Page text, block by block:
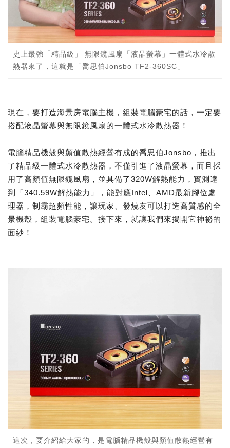
史上最強「精品級」 無限鏡風扇「液晶螢幕」一體式水冷散
熱器來了，這就是「喬思伯Jonsbo TF2-360SC」
現在，要打造海景房電腦主機，組裝電腦豪宅的話，一定要
搭配液晶螢幕與無限鏡風扇的一體式水冷散熱器！
電腦精品機殼與顏值散熱經營有成的喬思伯Jonsbo，推出
了精品級一體式水冷散熱器，不僅引進了液晶螢幕，而且採
用了高顏值無限鏡風扇，並具備了320W解熱能力，實測達
到「340.59W解熱能力」，能對應Intel、AMD最新腳位處
理器，制霸超頻性能，讓玩家、發燒友可以打造高質感的全
景機殼，組裝電腦豪宅。接下來，就讓我們來揭開它神祕的
面紗！
這次，要介紹給大家的，是電腦精品機殼與顏值散熱經營有